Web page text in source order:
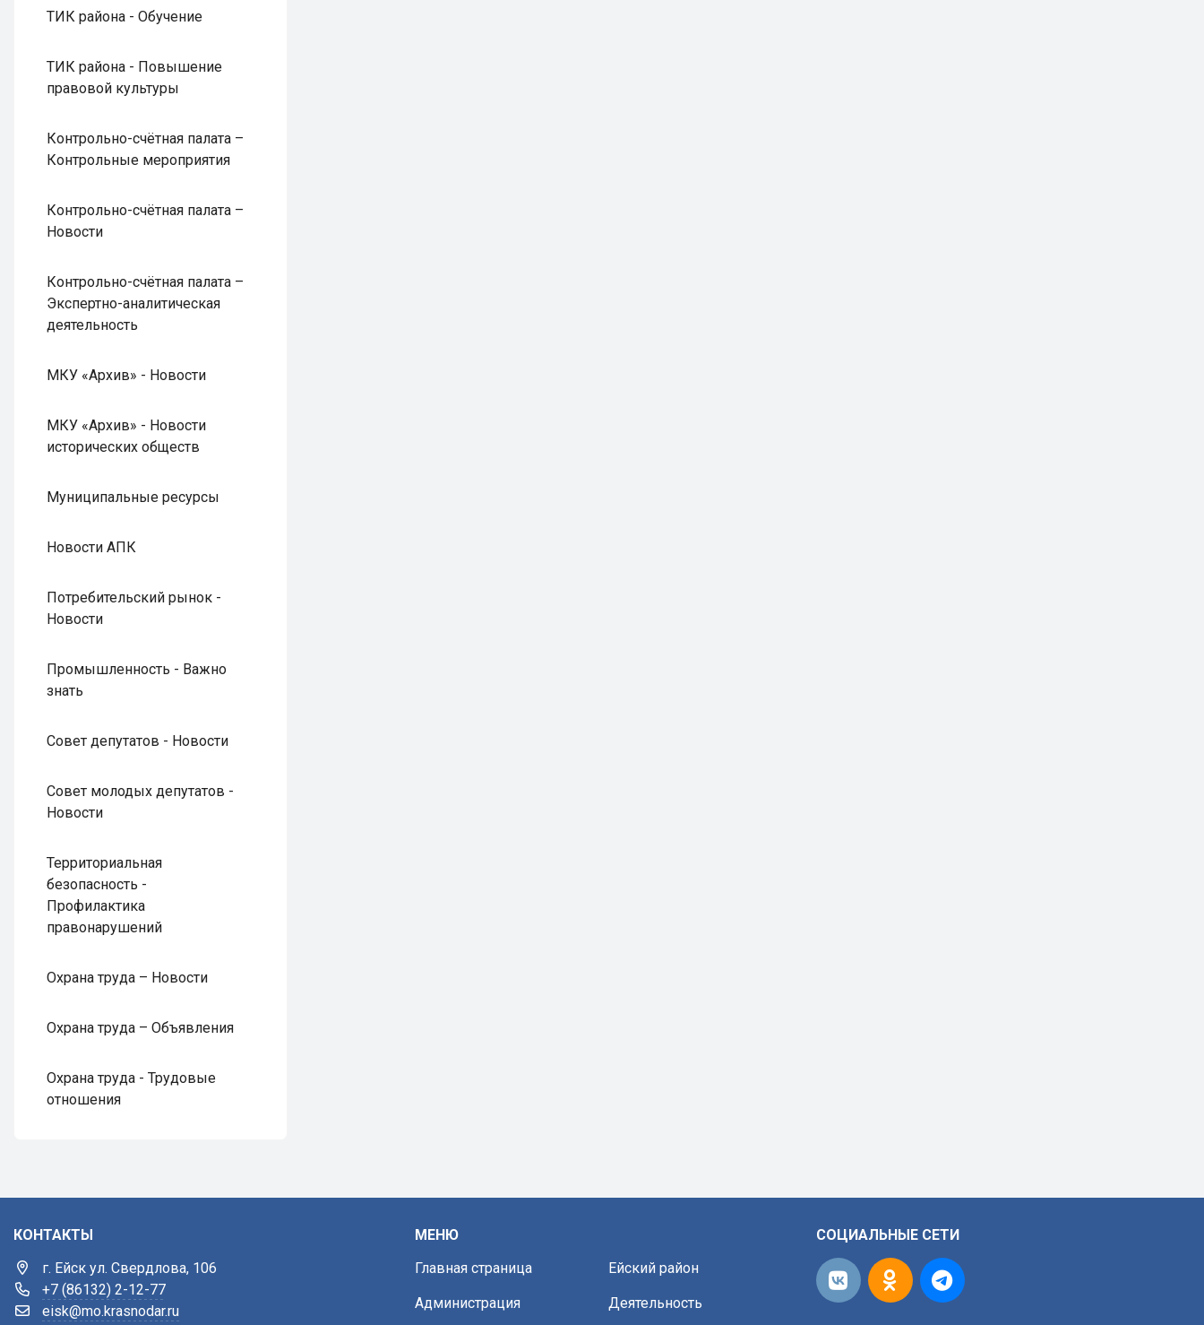
ТИК района - Обучение
ТИК района - Повышение
правовой культуры
Контрольно-счётная палата –
Контрольные мероприятия
Контрольно-счётная палата –
Новости
Контрольно-счётная палата –
Экспертно-аналитическая
деятельность
МКУ «Архив» - Новости
МКУ «Архив» - Новости
исторических обществ
Муниципальные ресурсы
Новости АПК
Потребительский рынок -
Новости
Промышленность - Важно
знать
Совет депутатов - Новости
Совет молодых депутатов -
Новости
Территориальная
безопасность -
Профилактика
правонарушений
Охрана труда – Новости
Охрана труда – Объявления
Охрана труда - Трудовые
отношения
КОНТАКТЫ
г. Ейск ул. Свердлова, 106
+7 (86132) 2-12-77
eisk@mo.krasnodar.ru
МЕНЮ
Главная страница
Ейский район
Администрация Деятельность
СОЦИАЛЬНЫЕ СЕТИ